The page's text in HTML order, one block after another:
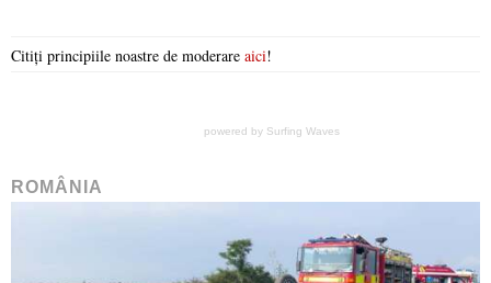
Citiți principiile noastre de moderare aici!
powered by Surfing Waves
ROMÂNIA